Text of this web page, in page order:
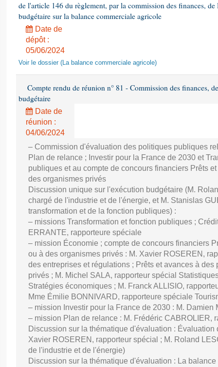
de l'article 146 du règlement, par la commission des finances,
budgétaire sur la balance commerciale agricole
Date de
dépôt :
05/06/2024
Voir le dossier (La balance commerciale agricole)
Compte rendu de réunion n° 81 - Commission des finances,
budgétaire
Date de
réunion :
04/06/2024
– Commission d'évaluation des politiques publiques
Plan de relance ; Investir pour la France de 2030 et
publiques et au compte de concours financiers Prêts
des organismes privés
Discussion unique sur l'exécution budgétaire (M.
chargé de l'industrie et de l'énergie, et M. Stanislas
transformation et de la fonction publiques) :
– missions Transformation et fonction publiques ;
ERRANTE, rapporteure spéciale
– mission Économie ; compte de concours financiers
ou à des organismes privés : M. Xavier ROSEREN,
des entreprises et régulations ; Prêts et avances à
privés ; M. Michel SALA, rapporteur spécial
Stratégies économiques ; M. Franck ALLISIO,
Mme Émilie BONNIVARD, rapporteure spéciale
– mission Investir pour la France de 2030 : M. Damien
– mission Plan de relance : M. Frédéric CABROLIER,
Discussion sur la thématique d'évaluation :
Xavier ROSEREN, rapporteur spécial ; M. Roland
de l'industrie et de l'énergie)
Discussion sur la thématique d'évaluation : La